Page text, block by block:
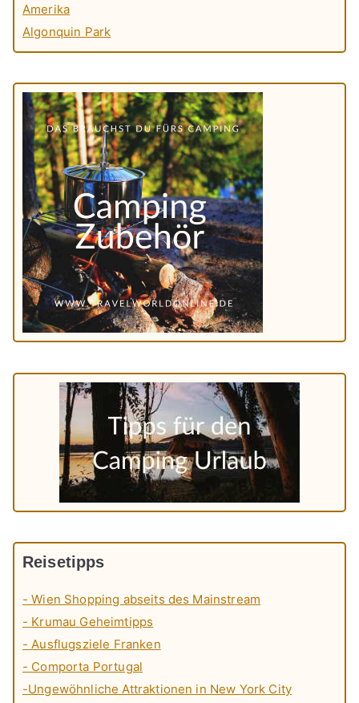
Amerika
Algonquin Park
Reisetipps
- Wien Shopping abseits des Mainstream
- Krumau Geheimtipps
- Ausflugsziele Franken
- Comporta Portugal
-Ungewöhnliche Attraktionen in New York City